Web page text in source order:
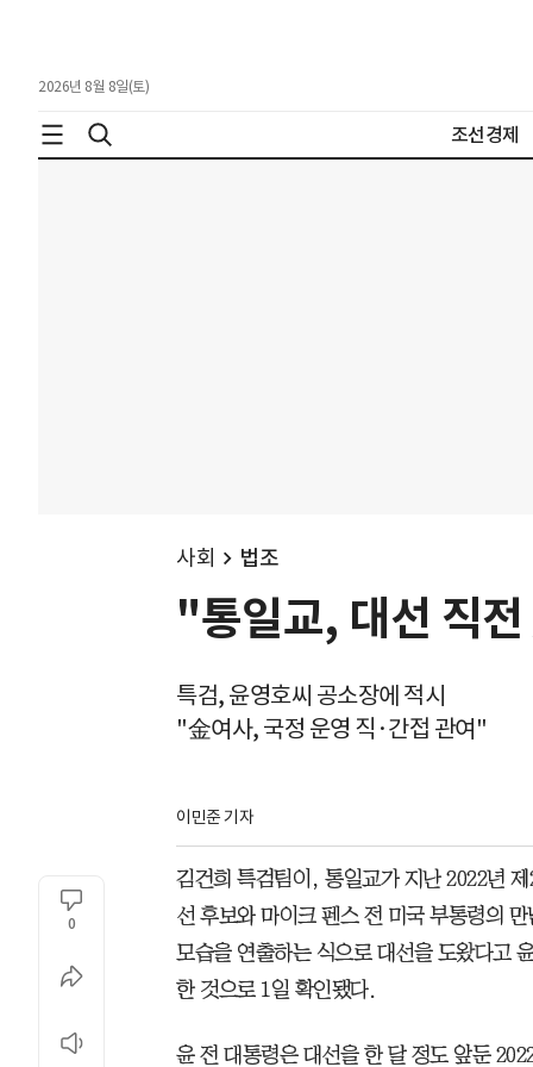
2026년 8월 8일(토)
조선경제
사회 법조
"통일교, 대선 직
특검, 윤영호씨 공소장에 적시
"金여사, 국정 운영 직·간접 관여"
이민준 기자
0
김건희 특검팀이, 통일교가 지난 2022년
선 후보와 마이크 펜스 전 미국 부통령의
모습을 연출하는 식으로 대선을 도왔다고
한 것으로 1일 확인됐다.
윤 전 대통령은 대선을 한 달 정도 앞둔